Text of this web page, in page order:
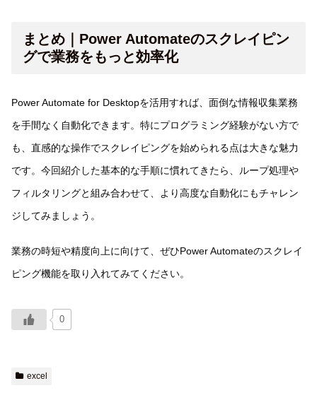
まとめ｜Power Automateのスクレイピン
グで業務をもっと効率化
Power Automate for Desktopを活用すれば、面倒な情報収集業務
を手間なく自動化できます。特にプログラミング経験がない方で
も、直感的な操作でスクレイピングを始められる点は大きな魅力
です。今回紹介した基本的な手順に慣れてきたら、ループ処理や
フィルタリングと組み合わせて、より高度な自動化にもチャレン
ジしてみましょう。
業務の時短や精度向上に向けて、ぜひPower Automateのスクレイ
ピング機能を取り入れてみてください。
0
excel